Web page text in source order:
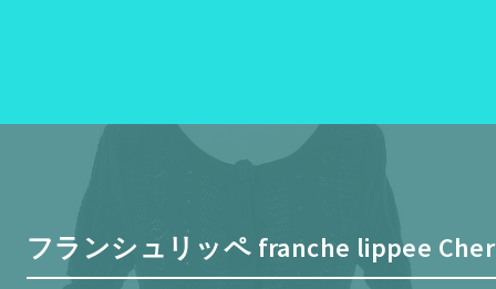
フランシュリッペ franche lippee